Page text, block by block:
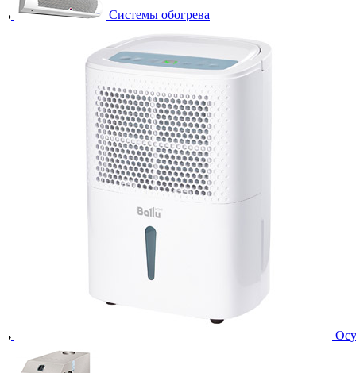
Системы обогрева